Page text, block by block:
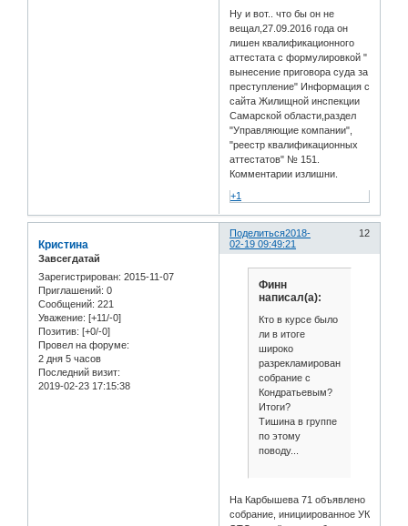
Ну и вот.. что бы он не
вещал,27.09.2016 года он
лишен квалификационного
аттестата с формулировкой "
вынесение приговора суда за
преступление" Информация с
сайта Жилищной инспекции
Самарской области,раздел
"Управляющие компании",
"реестр квалификационных
аттестатов" № 151.
Комментарии излишни.
+1
Поделиться 12
2018-
02-19 09:49:21
Кристина
Завсегдатай
Зарегистрирован: 2015-11-07
Приглашений: 0
Сообщений: 221
Уважение: [+11/-0]
Позитив: [+0/-0]
Провел на форуме:
2 дня 5 часов
Последний визит:
2019-02-23 17:15:38
Финн
написал(а):
Кто в курсе было
ли в итоге
широко
разрекламированное
собрание с
Кондратьевым?
Итоги?
Тишина в группе
по этому
поводу...
На Карбышева 71 объявлено
собрание, инициированное УК